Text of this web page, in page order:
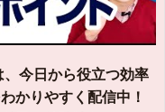
今日から役立つ効率
かりやすく配信中！